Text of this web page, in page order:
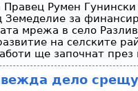
Румен
за
мрежа в село
на селските
ще започнат
дело